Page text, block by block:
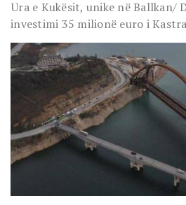
Ura e Kukësit, unike në Ballkan/
investimi 35 milionë euro i